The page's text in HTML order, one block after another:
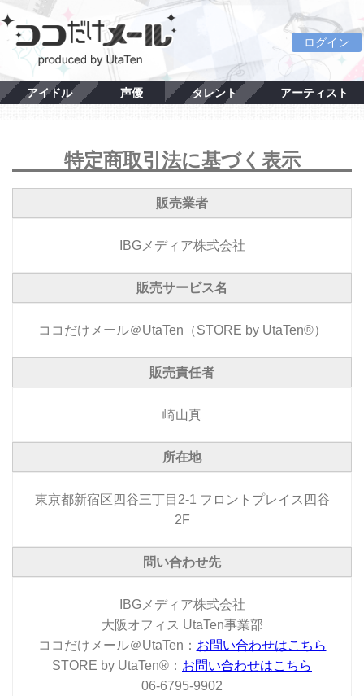
ログイン
アイドル 声優 タレント アーティスト
特定商取引法に基づく表示
販売業者
IBGメディア株式会社
販売サービス名
ココだけメール＠UtaTen（STORE by UtaTen®）
販売責任者
崎山真
所在地
東京都新宿区四谷三丁目2-1 フロントプレイス四谷
2F
問い合わせ先
IBGメディア株式会社
大阪オフィス UtaTen事業部
ココだけメール＠UtaTen： お問い合わせはこちら
STORE by UtaTen®： お問い合わせはこちら
06-6795-9902